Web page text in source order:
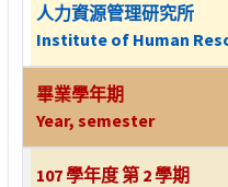
人力資源管理研究所
Institute of Human
畢業學年期
Year, semester
107 學年度 第 2 學期